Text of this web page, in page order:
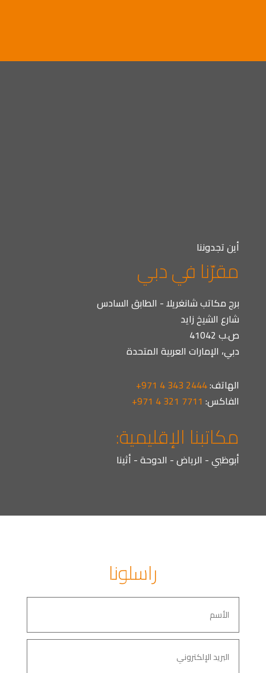
أين تجدوننا
مقرّنا في دبي
برج مكاتب شانغريلا - الطابق السادس
شارع الشيخ زايد
ص.ب 41042
دبي، الإمارات العربية المتحدة
الهاتف:+971 4 343 2444
الفاكس: +971 4 321 7711
مكاتبنا الإقليمية:
أبوظبي - الرياض - الدوحة - أثينا
راسلونا